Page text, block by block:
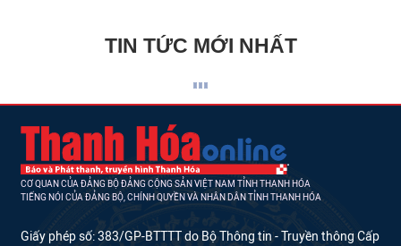
TIN TỨC MỚI NHẤT
CƠ QUAN CỦA ĐẢNG BỘ ĐẢNG CỘNG SẢN VIỆT NAM TỈNH THANH HÓA
TIẾNG NÓI CỦA ĐẢNG BỘ, CHÍNH QUYỀN VÀ NHÂN DÂN TỈNH THANH HÓA
Giấy phép số: 383/GP-BTTTT do Bộ Thông tin - Truyền thông Cấp